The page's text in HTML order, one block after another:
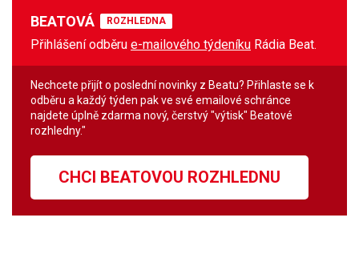
BEATOVÁ ROZHLEDNA
Přihlášení odběru e-mailového týdeníku Rádia Beat.
Nechcete přijít o poslední novinky z Beatu? Přihlaste se k
odběru a každý týden pak ve své emailové schránce
najdete úplně zdarma nový, čerstvý "výtisk" Beatové
rozhledny."
CHCI BEATOVOU ROZHLEDNU